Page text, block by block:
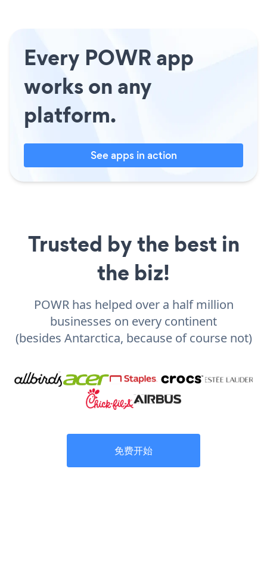
Every POWR app
works on any
platform.
See apps in action
Trusted by the best in
the biz!
POWR has helped over a half million
businesses on every continent
(besides Antarctica, because of course not)
免费开始